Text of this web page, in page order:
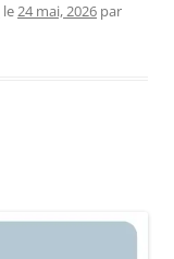
le24 mai, 2026 par